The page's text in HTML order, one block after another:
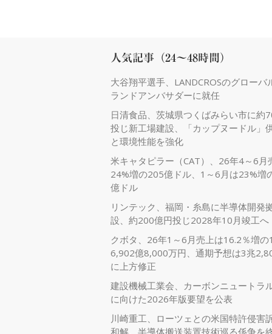
人気記事（24～48時間）
大谷翔平選手、LANDCROSのグローバ
ランドアンバサダーに就任
日清食品、茨城県つくばみらい市に約
投じ新工場建設、「カップヌードル」
と環境性能を強化
米キャタピラー（CAT）、26年4～6月
24%増の205億ドル、1～6月は23%増
億ドル
リンテック、福岡・糸島に半導体開発
設、約200億円投じ2028年10月竣工へ
クボタ、26年1～6月売上は16.2％増の
6,902億8,000万円、通期予想は3兆
に上方修正
建設機械工業会、カーボンニュートラ
に向けた2026年版要望を公表
川崎重工、ローツェとの米国特許侵害
和解、半導体搬送装置技術巡る係争を